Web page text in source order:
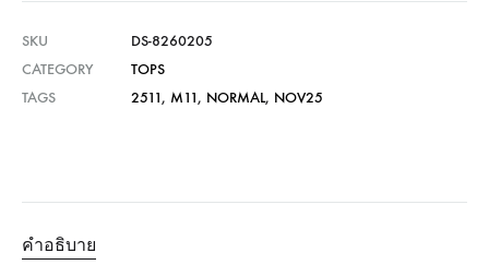
SKU
DS-8260205
CATEGORY
TOPS
TAGS
2511, M11, NORMAL, NOV25
คำอธิบาย